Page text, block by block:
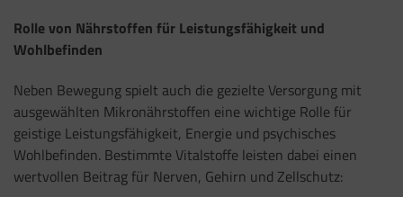
Rolle von Nährstoffen für Leistungsfähigkeit und
Wohlbefinden
Neben Bewegung spielt auch die gezielte Versorgung mit
ausgewählten Mikronährstoffen eine wichtige Rolle für
geistige Leistungsfähigkeit, Energie und psychisches
Wohlbefinden. Bestimmte Vitalstoffe leisten dabei einen
wertvollen Beitrag für Nerven, Gehirn und Zellschutz: